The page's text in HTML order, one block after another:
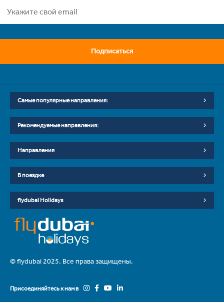
Подписаться
Самые популярные направления:
Рекомендуемые направления:
Направления
В поездке
flydubai Holidays
© flydubai 2025. Все права защищены.
Присоединяйтесь к нам в